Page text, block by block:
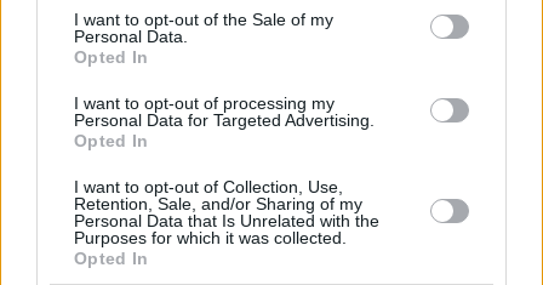
consent section.
I want to opt-out of the Sale of my
Personal Data.
Opted In
I want to opt-out of processing my
Personal Data for Targeted Advertising.
Opted In
I want to opt-out of Collection, Use,
Retention, Sale, and/or Sharing of my
Personal Data that Is Unrelated with the
Purposes for which it was collected.
Opted In
*
*
Add Comment*